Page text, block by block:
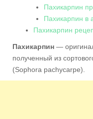
Пахикарпин
Пахикарпин в
Пахикарпин
Пахикарпин —
полученный из
(Sophora pachycarpe).